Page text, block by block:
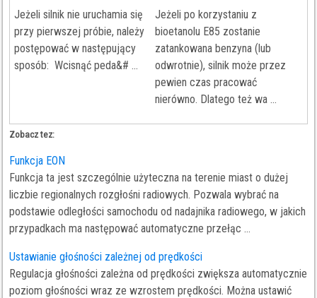
Jeżeli silnik nie uruchamia się
przy pierwszej próbie, należy
postępować w następujący
sposób: Wcisnąć peda&# ...
Jeżeli po korzystaniu z
bioetanolu E85 zostanie
zatankowana benzyna (lub
odwrotnie), silnik może przez
pewien czas pracować
nierówno. Dlatego też wa ...
Zobacz tez:
Funkcja EON
Funkcja ta jest szczególnie użyteczna na terenie miast o dużej
liczbie regionalnych rozgłośni radiowych. Pozwala wybrać na
podstawie odległości samochodu od nadajnika radiowego, w jakich
przypadkach ma następować automatyczne przełąc ...
Ustawianie głośności zależnej od prędkości
Regulacja głośności zależna od prędkości zwiększa automatycznie
poziom głośności wraz ze wzrostem prędkości. Można ustawić